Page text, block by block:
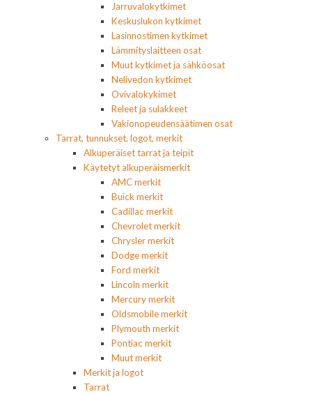
Jarruvalokytkimet
Keskuslukon kytkimet
Lasinnostimen kytkimet
Lämmityslaitteen osat
Muut kytkimet ja sähköosat
Nelivedon kytkimet
Ovivalokykimet
Releet ja sulakkeet
Vakionopeudensäätimen osat
Tarrat, tunnukset, logot, merkit
Alkuperäiset tarrat ja teipit
Käytetyt alkuperäismerkit
AMC merkit
Buick merkit
Cadillac merkit
Chevrolet merkit
Chrysler merkit
Dodge merkit
Ford merkit
Lincoln merkit
Mercury merkit
Oldsmobile merkit
Plymouth merkit
Pontiac merkit
Muut merkit
Merkit ja logot
Tarrat